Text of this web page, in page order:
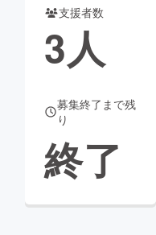
コミュニティ
支援者数
3人
募集終了まで残
り
終了